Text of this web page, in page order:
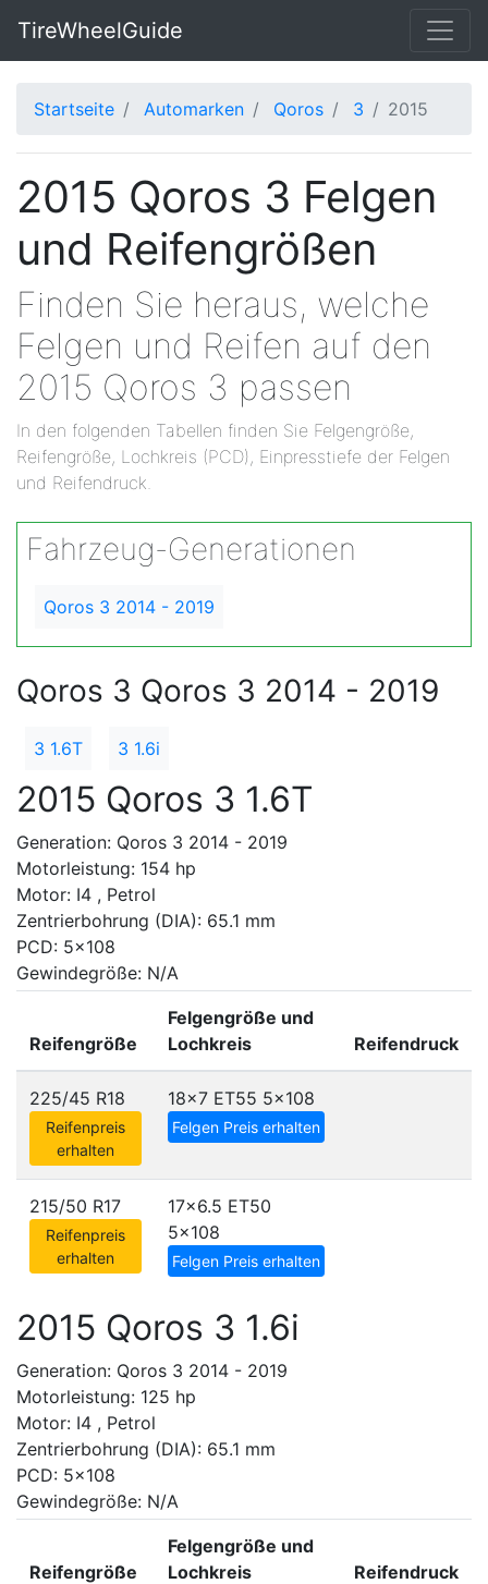
TireWheelGuide
Startseite Automarken Qoros 3 2015
2015 Qoros 3 Felgen
und Reifengrößen
Finden Sie heraus, welche
Felgen und Reifen auf den
2015 Qoros 3 passen
In den folgenden Tabellen finden Sie Felgengröße,
Reifengröße, Lochkreis (PCD), Einpresstiefe der Felgen
und Reifendruck.
Fahrzeug-Generationen
Qoros 3 2014 - 2019
Qoros 3 Qoros 3 2014 - 2019
3 1.6T 3 1.6i
2015 Qoros 3 1.6T
Generation: Qoros 3 2014 - 2019
Motorleistung: 154 hp
Motor: I4 , Petrol
Zentrierbohrung (DIA): 65.1 mm
PCD: 5x108
Gewindegröße: N/A
Reifengröße
Felgengröße und
Lochkreis
Reifendruck
225/45 R18
Reifenpreis
erhalten
18x7 ET55 5x108
Felgen Preis erhalten
215/50 R17
Reifenpreis
erhalten
17x6.5 ET50
5x108
Felgen Preis erhalten
2015 Qoros 3 1.6i
Generation: Qoros 3 2014 - 2019
Motorleistung: 125 hp
Motor: I4 , Petrol
Zentrierbohrung (DIA): 65.1 mm
PCD: 5x108
Gewindegröße: N/A
Reifengröße
Felgengröße und
Lochkreis
Reifendruck